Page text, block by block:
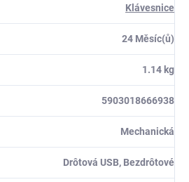
Klávesnice
24 Měsíc(ů)
1.14 kg
5903018666938
Mechanická
Drôtová USB, Bezdrôtové